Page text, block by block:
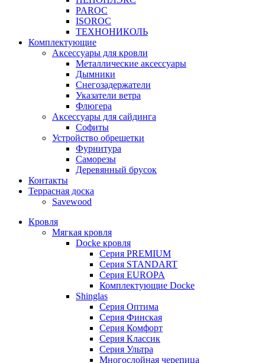
PAROC
ISOROC
ТЕХНОНИКОЛЬ
Комплектующие
Аксессуары для кровли
Металлические аксессуары
Дымники
Снегозадержатели
Указатели ветра
Флюгера
Аксессуары для сайдинга
Софиты
Устройство обрешетки
Фурнитура
Саморезы
Деревянный брусок
Контакты
Террасная доска
Savewood
Кровля
Мягкая кровля
Docke кровля
Серия PREMIUM
Серия STANDART
Серия EUROPA
Комплектующие Docke
Shinglas
Серия Оптима
Серия Финская
Серия Комфорт
Серия Классик
Серия Ультра
Многослойная черепица